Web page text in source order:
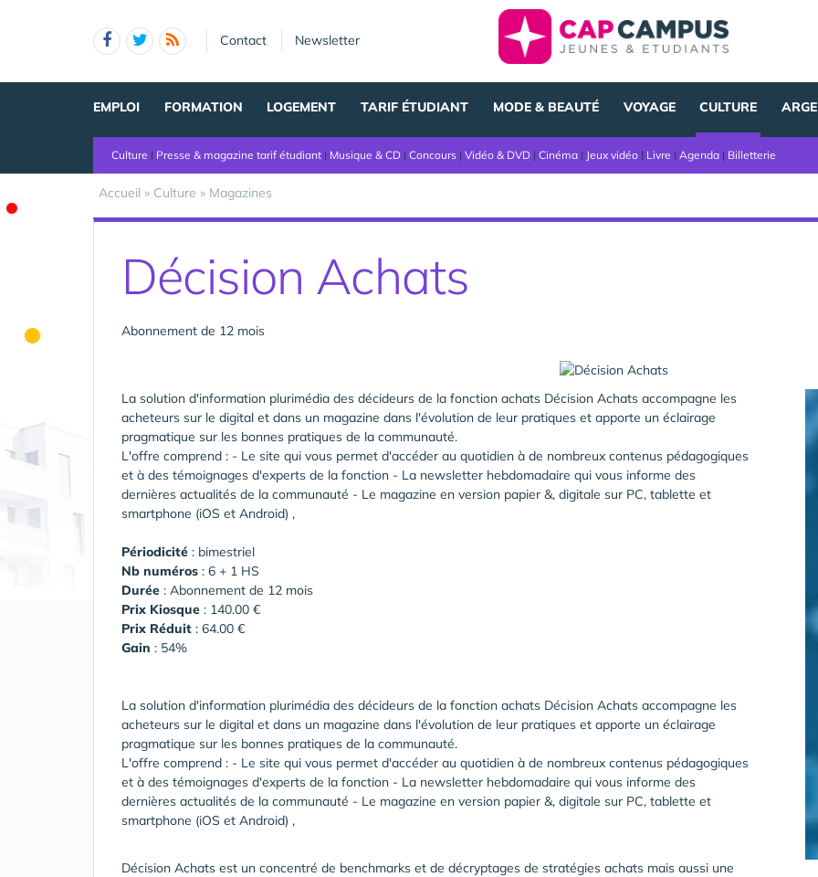
Contact Newsletter
EMPLOI FORMATION LOGEMENT TARIF ÉTUDIANT MODE & BEAUTÉ VOYAGE CULTURE
Culture | Presse & magazine tarif étudiant | Musique & CD | Concours | Vidéo & DVD | Cinéma | Jeux vidéo | Livre | Agenda | Billetterie
Accueil » Culture » Magazines
Décision Achats
Abonnement de 12 mois
La solution d'information plurimédia des décideurs de la fonction achats Décision Achats accompagne les
acheteurs sur le digital et dans un magazine dans l'évolution de leur pratiques et apporte un éclairage
pragmatique sur les bonnes pratiques de la communauté.
L'offre comprend : - Le site qui vous permet d'accéder au quotidien à de nombreux contenus pédagogiques
et à des témoignages d'experts de la fonction - La newsletter hebdomadaire qui vous informe des
dernières actualités de la communauté - Le magazine en version papier &, digitale sur PC, tablette et
smartphone (iOS et Android) ,
Périodicité : bimestriel
Nb numéros : 6 + 1 HS
Durée : Abonnement de 12 mois
Prix Kiosque : 140.00 €
Prix Réduit : 64.00 €
Gain : 54%
La solution d'information plurimédia des décideurs de la fonction achats Décision Achats accompagne les
acheteurs sur le digital et dans un magazine dans l'évolution de leur pratiques et apporte un éclairage
pragmatique sur les bonnes pratiques de la communauté.
L'offre comprend : - Le site qui vous permet d'accéder au quotidien à de nombreux contenus pédagogiques
et à des témoignages d'experts de la fonction - La newsletter hebdomadaire qui vous informe des
dernières actualités de la communauté - Le magazine en version papier &, digitale sur PC, tablette et
smartphone (iOS et Android) ,
Décision Achats est un concentré de benchmarks et de décryptages de stratégies achats mais aussi une